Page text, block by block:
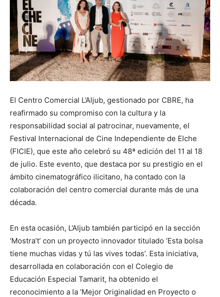
El Centro Comercial L’Aljub, gestionado por CBRE, ha
reafirmado su compromiso con la cultura y la
responsabilidad social al patrocinar, nuevamente, el
Festival Internacional de Cine Independiente de Elche
(FICIE), que este año celebró su 48ª edición del 11 al 18
de julio. Este evento, que destaca por su prestigio en el
ámbito cinematográfico ilicitano, ha contado con la
colaboración del centro comercial durante más de una
década.
En esta ocasión, L’Aljub también participó en la sección
‘Mostra’t’ con un proyecto innovador titulado ‘Esta bolsa
tiene muchas vidas y tú las vives todas’. Esta iniciativa,
desarrollada en colaboración con el Colegio de
Educación Especial Tamarit, ha obtenido el
reconocimiento a la ‘Mejor Originalidad en Proyecto o